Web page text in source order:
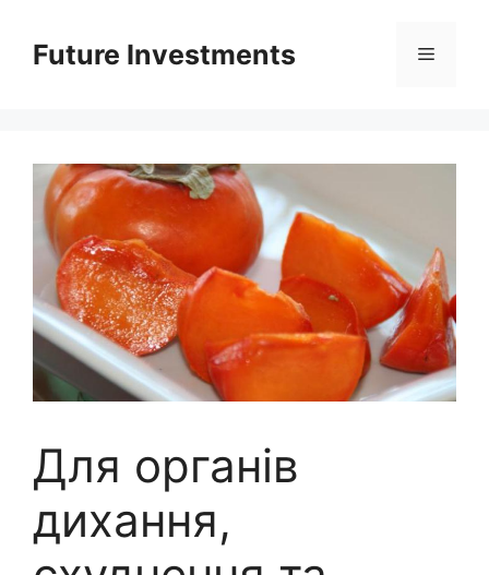
вмістуFuture Investments Меню
Для органів
дихання,